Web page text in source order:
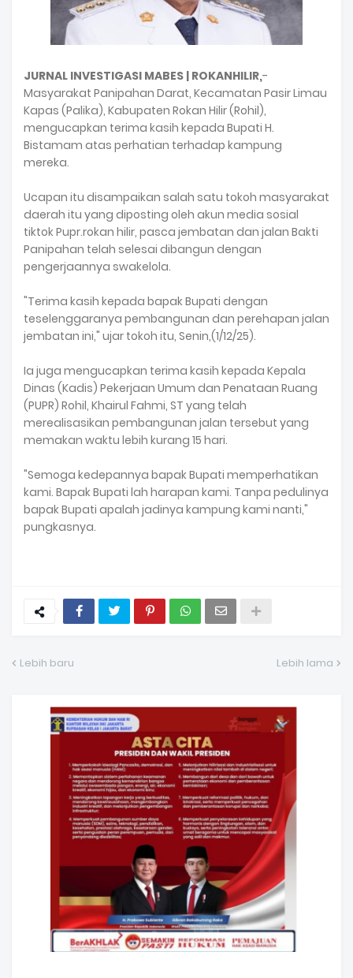
JURNAL INVESTIGASI MABES | ROKANHILIR,-
Masyarakat Panipahan Darat, Kecamatan Pasir Limau
Kapas (Palika), Kabupaten Rokan Hilir (Rohil),
mengucapkan terima kasih kepada Bupati H.
Bistamam atas perhatian terhadap kampung
mereka.
Ucapan itu disampaikan salah satu tokoh masyarakat
daerah itu yang diposting oleh akun media sosial
tiktok Pupr.rokan hilir, pasca jembatan dan jalan Bakti
Panipahan telah selesai dibangun dengan
pengerjaannya swakelola.
"Terima kasih kepada bapak Bupati dengan
teselenggaranya pembangunan dan perehapan jalan
jembatan ini," ujar tokoh itu, Senin,(1/12/25).
Ia juga mengucapkan terima kasih kepada Kepala
Dinas (Kadis) Pekerjaan Umum dan Penataan Ruang
(PUPR) Rohil, Khairul Fahmi, ST yang telah
merealisasikan pembangunan jalan tersebut yang
memakan waktu lebih kurang 15 hari.
"Semoga kedepannya bapak Bupati memperhatikan
kami. Bapak Bupati lah harapan kami. Tanpa pedulinya
bapak Bupati apalah jadinya kampung kami nanti,"
pungkasnya.
Lebih baru Lebih lama